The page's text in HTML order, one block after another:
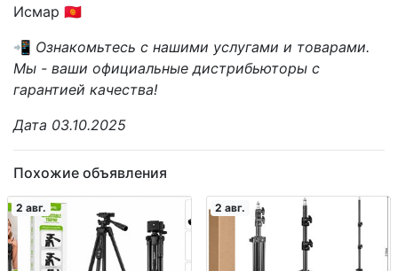
Исмар 🇰🇬
📲 Ознакомьтесь с нашими услугами и товарами.
Мы - ваши официальные дистрибьюторы с
гарантией качества!
Дата 03.10.2025
Похожие объявления
2 авг. 2 авг.